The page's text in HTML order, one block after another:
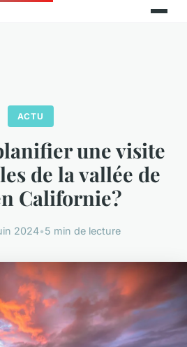
ACTU
une visite
de la vallée de
Californie?
2024•5 min de lecture